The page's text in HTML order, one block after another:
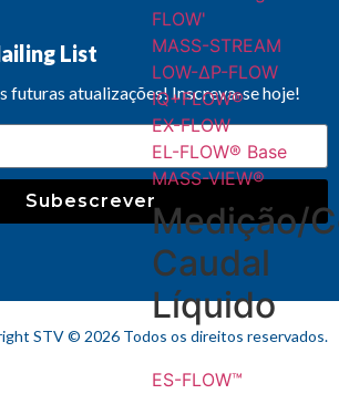
FLOW'
MASS-STREAM
LOW-ΔP-FLOW
IQ+FLOW®
EX-FLOW
EL-FLOW® Base
MASS-VIEW®
Medição/
Caudal
Líquido
ES-FLOW™
List
futuras atualizações! Inscreva-se hoje!
Subescrever
STV © 2026 Todos os direitos reservados.​